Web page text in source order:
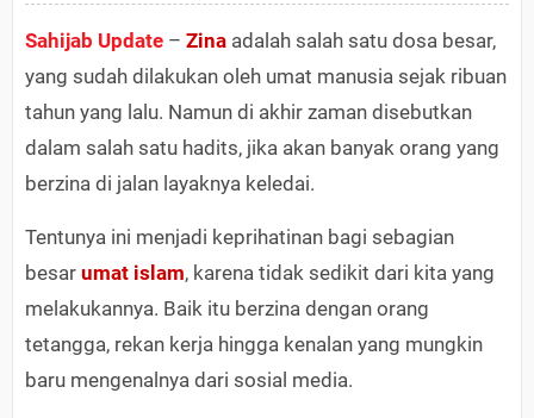
Sahijab Update – Zina adalah salah satu dosa besar,
yang sudah dilakukan oleh umat manusia sejak ribuan
tahun yang lalu. Namun di akhir zaman disebutkan
dalam salah satu hadits, jika akan banyak orang yang
berzina di jalan layaknya keledai.
Tentunya ini menjadi keprihatinan bagi sebagian
besar umat islam, karena tidak sedikit dari kita yang
melakukannya. Baik itu berzina dengan orang
tetangga, rekan kerja hingga kenalan yang mungkin
baru mengenalnya dari sosial media.